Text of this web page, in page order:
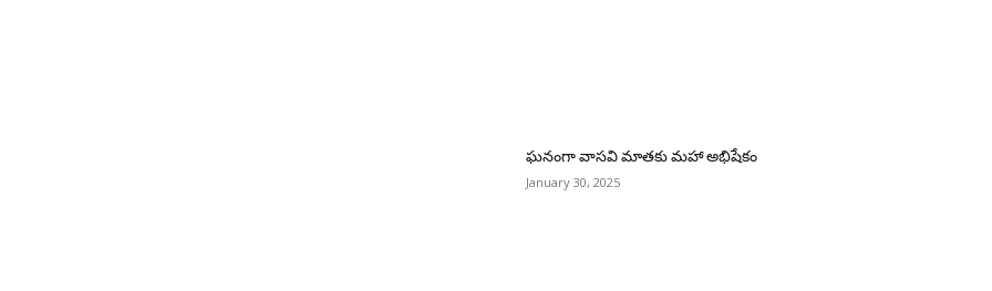
ఘనంగా వాసవి మాతకు మహా అభిషేకం
January 30, 2025